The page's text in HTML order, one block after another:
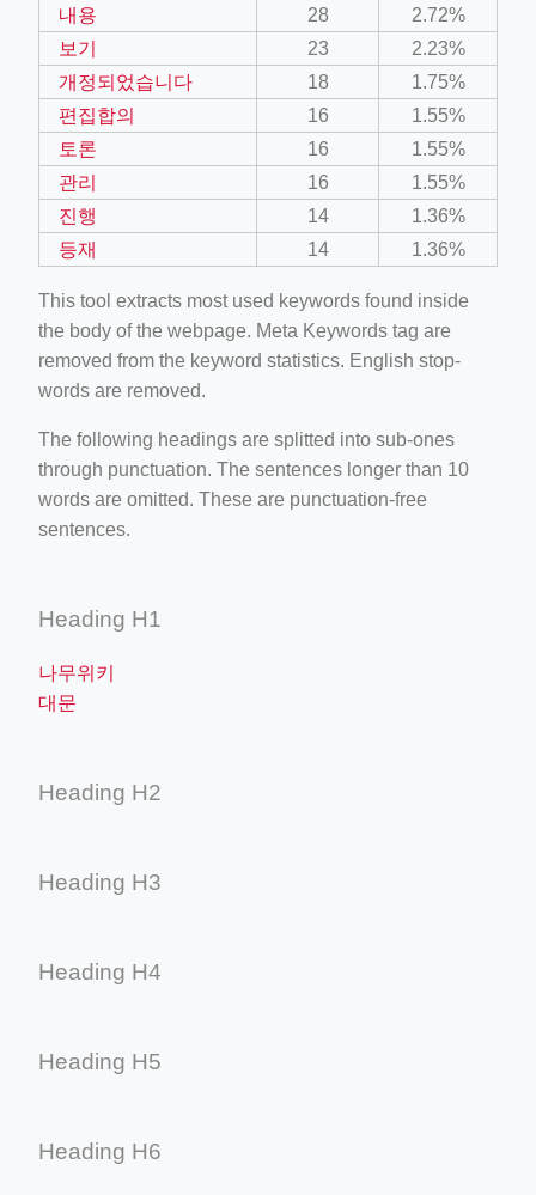
내용
28
2.72%
보기
23
2.23%
개정되었습니다
18
1.75%
편집합의
16
1.55%
토론
16
1.55%
관리
16
1.55%
진행
14
1.36%
등재
14 1.36%
This tool extracts most used keywords found inside
the body of the webpage. Meta Keywords tag are
removed from the keyword statistics. English stop-
words are removed.
The following headings are splitted into sub-ones
through punctuation. The sentences longer than 10
words are omitted. These are punctuation-free
sentences.
Heading H1
나무위키
대문
Heading H2
Heading H3
Heading H4
Heading H5
Heading H6